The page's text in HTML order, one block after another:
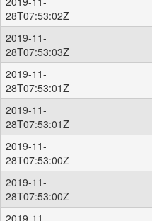
28T07:53:02Z
2019-11-
28T07:53:03Z
2019-11-
28T07:53:01Z
2019-11-
28T07:53:01Z
2019-11-
28T07:53:00Z
2019-11-
28T07:53:00Z
2019-11-